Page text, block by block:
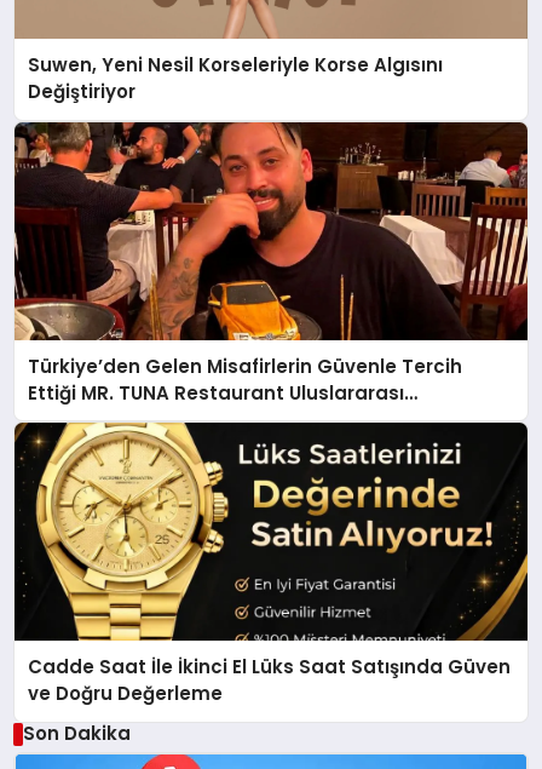
Suwen, Yeni Nesil Korseleriyle Korse Algısını
Değiştiriyor
Türkiye’den Gelen Misafirlerin Güvenle Tercih
Ettiği MR. TUNA Restaurant Uluslararası
Başarısıyla Dikkat Çekiyor
Cadde Saat İle İkinci El Lüks Saat Satışında Güven
ve Doğru Değerleme
Son Dakika